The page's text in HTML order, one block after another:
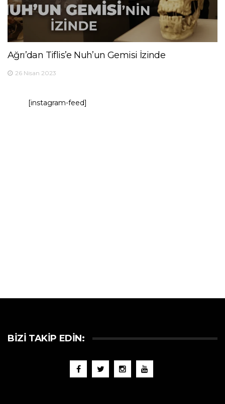
Ağrı’dan Tiflis’e Nuh’un Gemisi İzinde
26 Nisan 2023
[instagram-feed]
BIZI TAKIP EDIN: